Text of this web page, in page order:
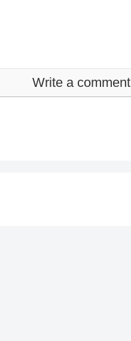
Write a comment